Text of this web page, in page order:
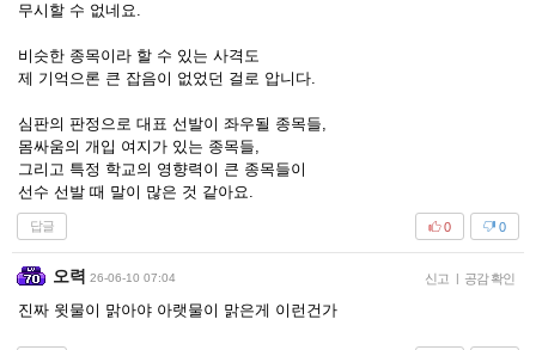
무시할 수 없네요.
비슷한 종목이라 할 수 있는 사격도
제 기억으론 큰 잡음이 없었던 걸로 압니다.
심판의 판정으로 대표 선발이 좌우될 종목들,
몸싸움의 개입 여지가 있는 종목들,
그리고 특정 학교의 영향력이 큰 종목들이
선수 선발 때 말이 많은 것 같아요.
답글 0
0
오력 26-06-10 07:04 신고 | 공감 확인
진짜 윗물이 맑아야 아랫물이 맑은게 이런건가